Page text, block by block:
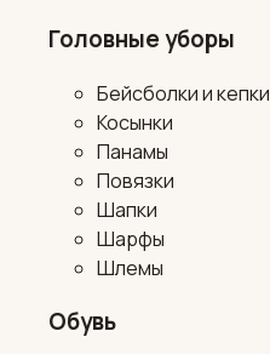
Головные уборы
Бейсболки и кепки
Косынки
Панамы
Повязки
Шапки
Шарфы
Шлемы
Обувь